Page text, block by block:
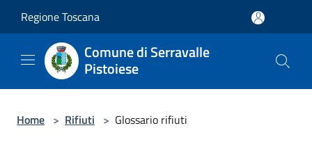
Regione Toscana
Comune di Serravalle
Pistoiese
Home > Rifiuti > Glossario rifiuti